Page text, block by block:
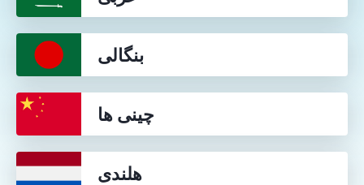
بنگالی
چینی ها
هلندی